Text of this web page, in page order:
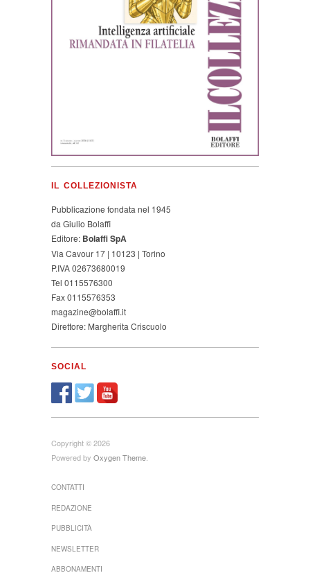
IL COLLEZIONISTA
Pubblicazione fondata nel 1945
da Giulio Bolaffi
Editore: Bolaffi SpA
Via Cavour 17 | 10123 | Torino
P.IVA 02673680019
Tel 0115576300
Fax 0115576353
magazine@bolaffi.it
Direttore: Margherita Criscuolo
SOCIAL
Copyright © 2026
Powered by Oxygen Theme.
CONTATTI
REDAZIONE
PUBBLICITÀ
NEWSLETTER
ABBONAMENTI